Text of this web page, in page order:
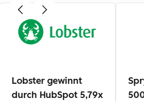
Lobster gewinnt
durch HubSpot 5,79x